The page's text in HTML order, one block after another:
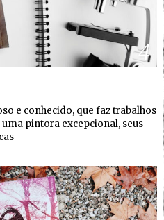
4
e conhecido, que faz trabalhos
pintora excepcional, seus